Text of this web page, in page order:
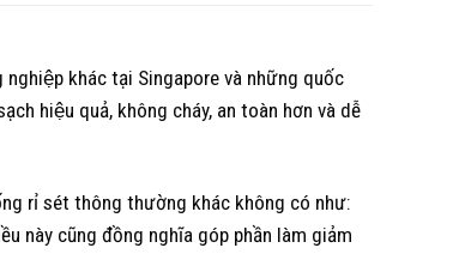
khác tại Singapore và những quốc
hiệu quả, không cháy, an toàn hơn và dễ
rỉ sét thông thường khác không có như:
này cũng đồng nghĩa góp phần làm giảm